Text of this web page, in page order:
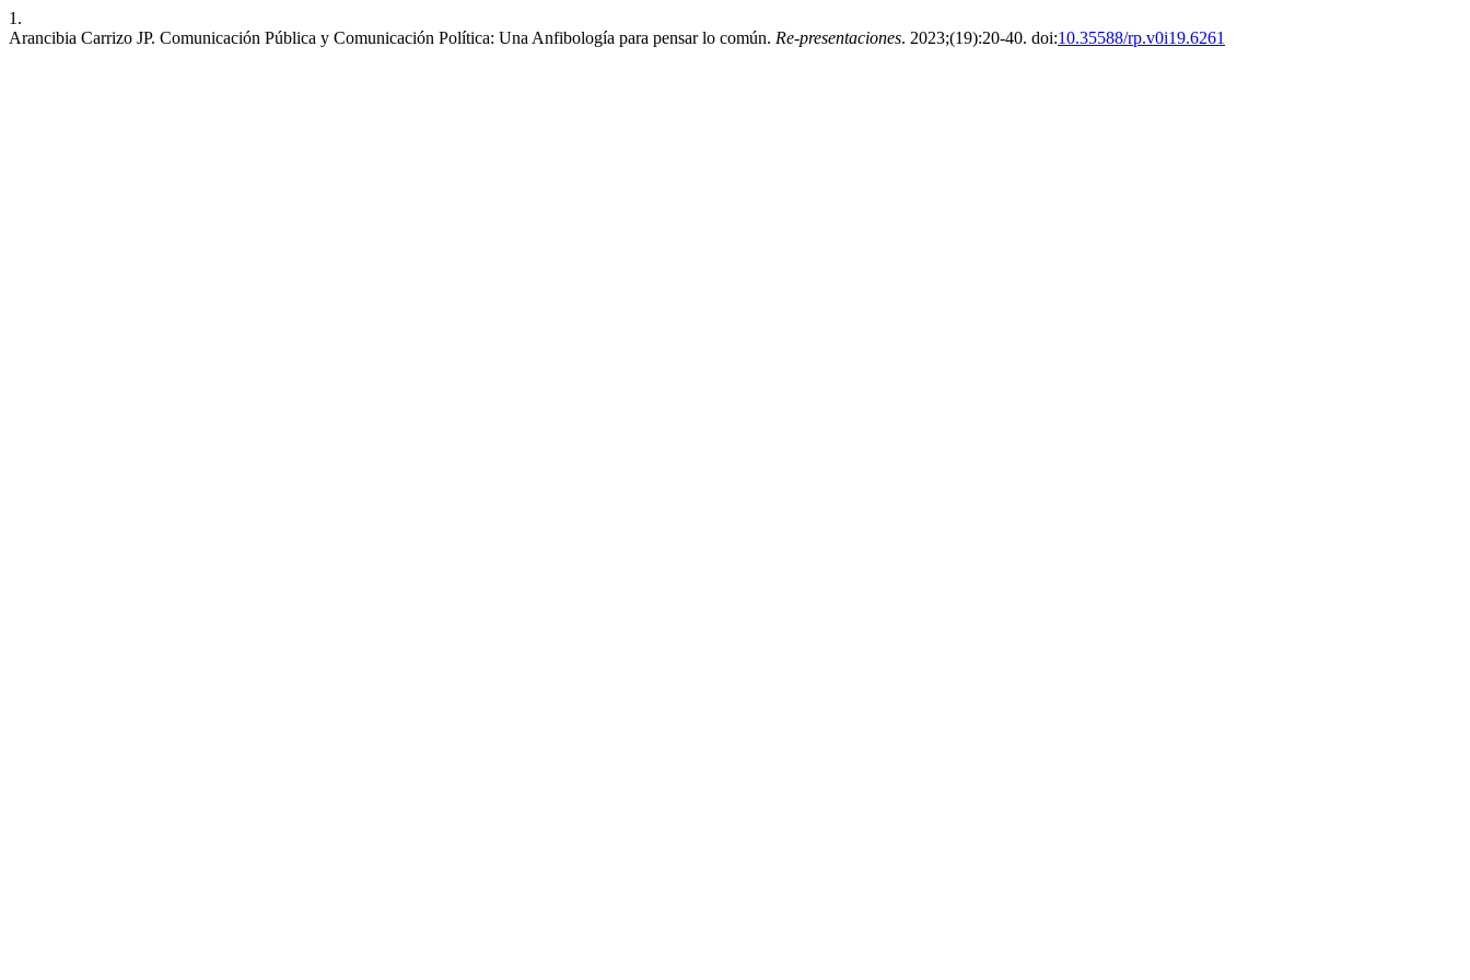
1.
Arancibia Carrizo JP. Comunicación Pública y Comunicación Política: Una Anfibología para pensar lo común. Re-presentaciones. 2023;(19):20-40. doi:10.35588/rp.v0i19.6261